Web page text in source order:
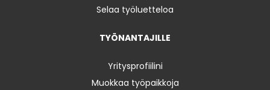
Selaa työluetteloa
TYÖNANTAJILLE
Yritysprofiilini
Muokkaa työpaikkoja